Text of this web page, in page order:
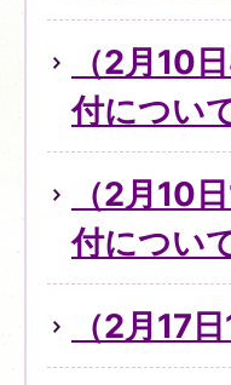
（2月10
付につい
（2月10
付につい
（2月17